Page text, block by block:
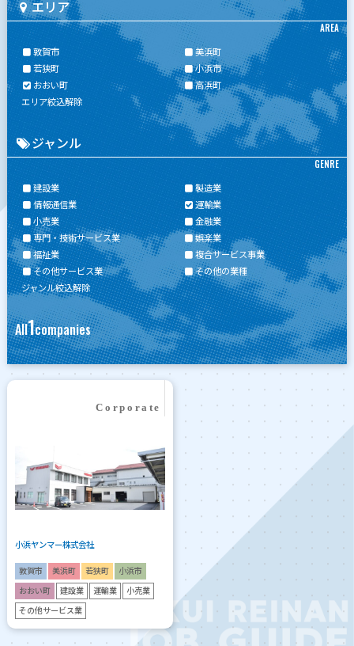
エリア
AREA
敦賀市
美浜町
若狭町
小浜市
おおい町
高浜町
エリア絞込解除
ジャンル
GENRE
建設業
製造業
情報通信業
運輸業
小売業
金融業
専門・技術サービス業
娯楽業
福祉業
複合サービス事業
その他サービス業
その他の業種
ジャンル絞込解除
All1companies
小浜ヤンマー株式会社
敦賀市 美浜町 若狭町 小浜市
おおい町 建設業 運輸業 小売業
その他サービス業